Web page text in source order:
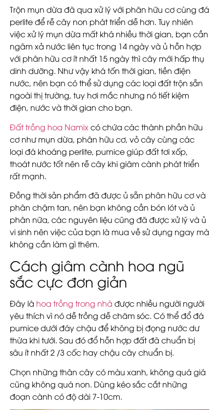
Trộn mụn dừa đã qua xử lý với phân hữu cơ cùng đá
perlite để rễ cây non phát triển dễ hơn. Tuy nhiên
việc xử lý mụn dừa mất khá nhiều thời gian, bạn cần
ngâm xả nước liên tục trong 14 ngày và ủ hỗn hợp
với phân hữu cơ ít nhất 15 ngày thì cây mới hấp thụ
dinh dưỡng. Như vậy khá tốn thời gian, tiền điện
nước, nên bạn có thể sử dụng các loại đất trộn sẵn
ngoài thị trường, tuy hơi mắc nhưng nó tiết kiệm
điện, nước và thời gian cho bạn.
Đất trồng hoa Namixcó chứa các thành phần hữu
cơ như mụn dừa, phân hữu cơ, vỏ cây cùng các
loại đá khoáng perlite, pumice giúp đất tơi xốp,
thoát nước tốt nên rễ cây khi giâm cành phát triển
rất mạnh.
Đồng thời sản phẩm đã được ủ sẵn phân hữu cơ và
phân chậm tan, nên bạn không cần bón lót và ủ
phân nữa, các nguyên liệu cũng đã được xử lý và ủ
vi sinh nên việc của bạn là mua về sử dụng ngay mà
không cần làm gì thêm.
Cách giâm cành hoa ngũ
sắc cực đơn giản
Đây là hoa trồng trong nhà được nhiều người người
yêu thích vì nó dễ trồng dễ chăm sóc. Có thể đổ đá
pumice dưới đáy chậu để không bị đọng nước dư
thừa khi tưới. Sau đó đổ hỗn hợp đất đã chuẩn bị
sâu ít nhất 2 /3 cốc hay chậu cây chuẩn bị.
Chọn những thân cây có màu xanh, không quá giá
cũng không quá non. Dùng kéo sắc cắt những
đoạn cành có độ dài 7-10cm.